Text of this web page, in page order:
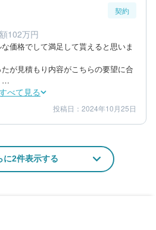
契約
102万円
価格でして満足して貰えると思いま
が見積もり内容がこちらの要望に合
だけリーズナブルな価格を希望し
ちらの要望に沿ってもらえた。作業車
くれた。
べて見る
金額感 5
4
投稿日：2024年10月25日
に2件表示する